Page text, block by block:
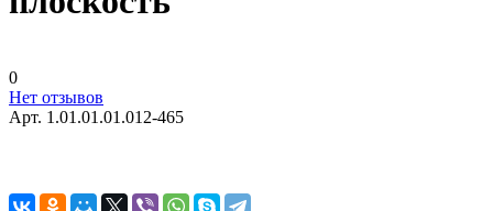
0
Нет отзывов
Арт. 1.01.01.01.012-465